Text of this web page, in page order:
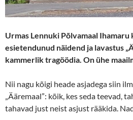
Urmas Lennuki Põlvamaal
esietendunud näidend ja lavastus
kammerlik tragöödia. On ühe
Nii nagu kõigi heade asjadega siin
„Ääremaal”: kõik, kes seda teevad,
tahavad just neist asjust rääkida.